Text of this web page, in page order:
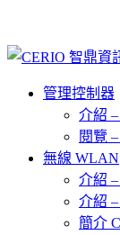
管理控制器
介紹
閱覽
無線 WLAN
介紹 –
介紹 –
簡介